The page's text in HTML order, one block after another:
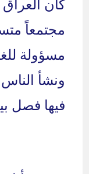
مجتمعاً
مسؤولة
ونشأ
فيها فصل